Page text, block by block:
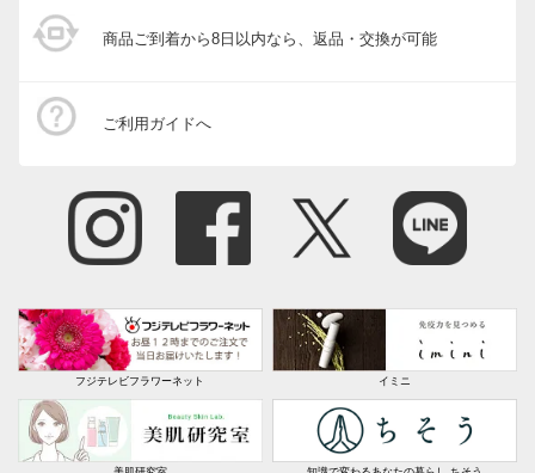
商品ご到着から8日以内なら、返品・交換が可能
ご利用ガイドへ
フジテレビフラワーネット イミニ